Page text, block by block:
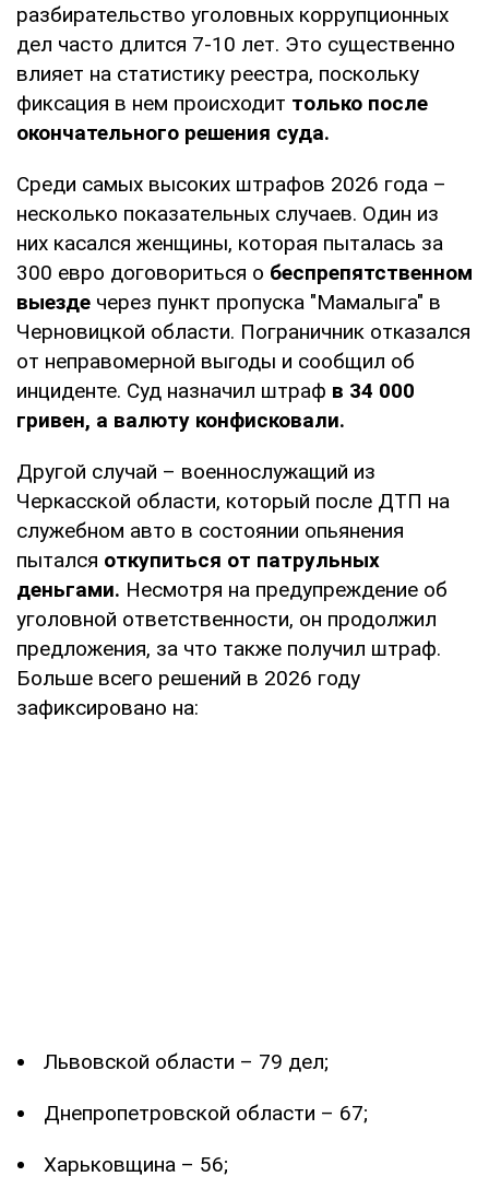
разбирательство уголовных коррупционных
дел часто длится 7-10 лет. Это существенно
влияет на статистику реестра, поскольку
фиксация в нем происходит только после
окончательного решения суда.
Среди самых высоких штрафов 2026 года –
несколько показательных случаев. Один из
них касался женщины, которая пыталась за
300 евро договориться о беспрепятственном
выезде через пункт пропуска "Мамалыга" в
Черновицкой области. Пограничник отказался
от неправомерной выгоды и сообщил об
инциденте. Суд назначил штраф в 34 000
гривен, а валюту конфисковали.
Другой случай – военнослужащий из
Черкасской области, который после ДТП на
служебном авто в состоянии опьянения
пытался откупиться от патрульных
деньгами. Несмотря на предупреждение об
уголовной ответственности, он продолжил
предложения, за что также получил штраф.
Больше всего решений в 2026 году
зафиксировано на:
Львовской области – 79 дел;
Днепропетровской области – 67;
Харьковщина – 56;